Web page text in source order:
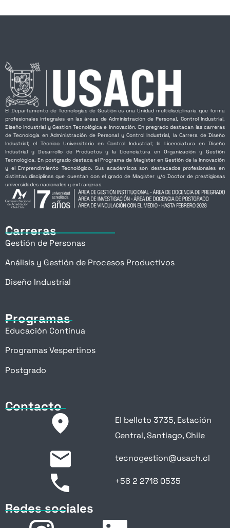
El Departamento de Tecnologías de Gestión es una Unidad multidisciplinaria que forma
profesionales integrales en las áreas de Administración de Personal, Control Industrial,
Diseño Industrial y Gestión Tecnológica e Innovación. En pregrado destacan las carreras
de Tecnología en Administración de Personal y Control Industrial, la Carrera de Diseño
Industrial; el Técnico Universitario en Control Industrial; la Licenciatura en Diseño
Industrial y Desarrollo de Productos y la Licenciatura en Organización y Gestión
Tecnológica. En postgrado destaca el Programa de Magíster en Gestión de la Innovación
y el Emprendimiento Tecnológico. Sus académicos son destacados profesionales en
distintas disciplinas que cuentan con el grado de Magíster y/o Doctor de prestigiosas
universidades nacionales y extranjeras.
Carreras
Gestión de Personas
Análisis y Gestión de Procesos Productivos
Diseño Industrial
Programas
Educación Continua
Programas Vespertinos
Postgrado
Contacto
El belloto 3735, Estación
Central, Santiago, Chile
tecnogestion@usach.cl
+56 2 2718 0535
Redes sociales